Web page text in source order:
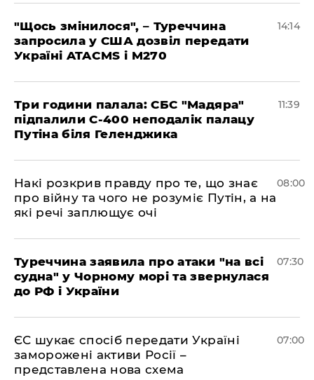
"Щось змінилося", – Туреччина
запросила у США дозвіл передати
Україні ATACMS і M270
14:14
Три години палала: СБС "Мадяра"
підпалили С-400 неподалік палацу
Путіна біля Геленджика
11:39
Накі розкрив правду про те, що знає
про війну та чого не розуміє Путін, а на
які речі заплющує очі
08:00
Туреччина заявила про атаки "на всі
судна" у Чорному морі та звернулася
до РФ і України
07:30
ЄС шукає спосіб передати Україні
заморожені активи Росії –
представлена ​​нова схема
07:00